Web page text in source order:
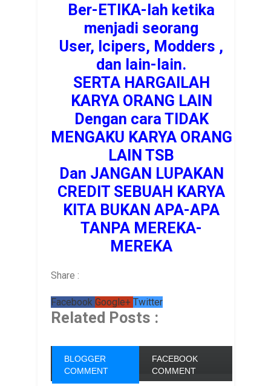
Ber-ETIKA-lah ketika
menjadi seorang
User, Icipers, Modders ,
dan lain-lain.
SERTA HARGAILAH
KARYA ORANG LAIN
Dengan cara TIDAK
MENGAKU KARYA ORANG
LAIN TSB
Dan JANGAN LUPAKAN
CREDIT SEBUAH KARYA
KITA BUKAN APA-APA
TANPA MEREKA-
MEREKA
Share :
Facebook Google+ Twitter
Related Posts :
BLOGGER
COMMENT
FACEBOOK
COMMENT